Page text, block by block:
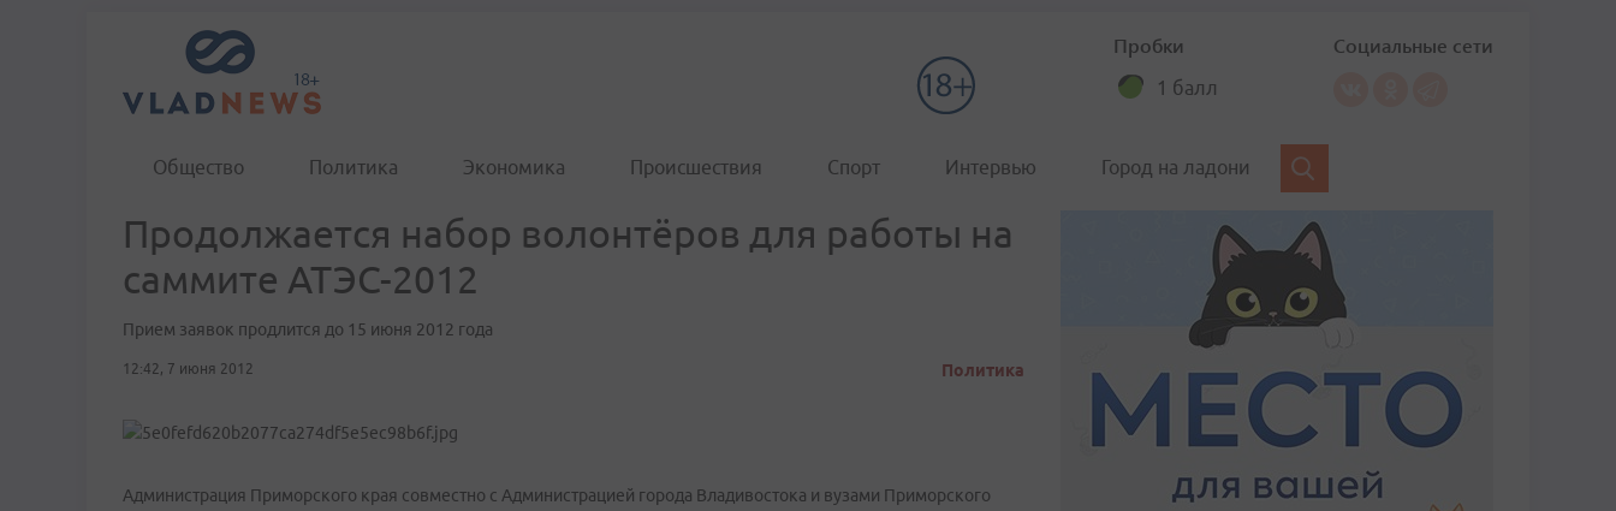
Пробки
1 балл
Социальные сети
Общество Политика Экономика Происшествия Спорт Интервью Город на ладони
Продолжается набор волонтёров для работы на
саммите АТЭС-2012
Прием заявок продлится до 15 июня 2012 года
12:42, 7 июня 2012 Политика
Администрация Приморского края совместно с Администрацией города Владивостока и вузами Приморского